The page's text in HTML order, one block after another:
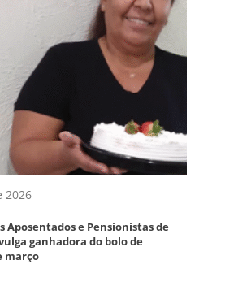
2026
Aposentados e Pensionistas de
ganhadora do bolo de
março